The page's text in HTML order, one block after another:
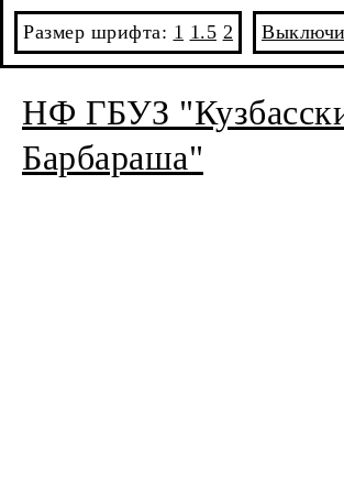
Размер шрифта: 1 1.5 2
НФ ГБУЗ
Барбараша"